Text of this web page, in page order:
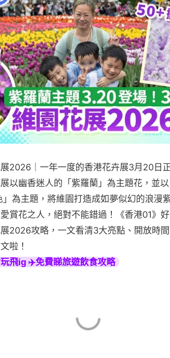
2026｜一年一度的香港花卉展3月20日
以幽香迷人的「紫羅蘭」為主題花，並以
為主題，將維園打造成如夢似幻的浪漫
賞花之人，絕對不能錯過！《香港01》
2026攻略，一文看清3大亮點、開放時
啦！
飛ig ✈️免費睇旅遊飲食攻略